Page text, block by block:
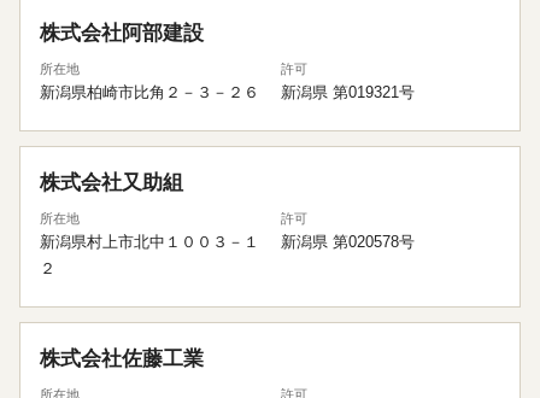
株式会社阿部建設
所在地
新潟県柏崎市比角２－３－２６
許可
新潟県 第019321号
株式会社又助組
所在地
新潟県村上市北中１００３－１
２
許可
新潟県 第020578号
株式会社佐藤工業
所在地 許可